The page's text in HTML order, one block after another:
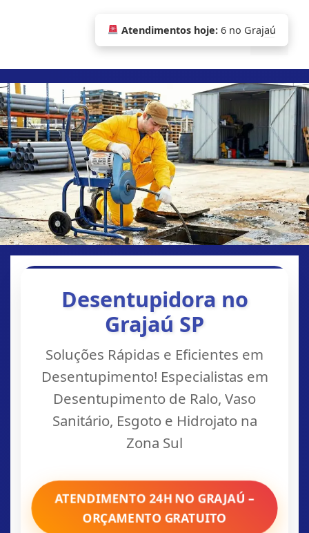
Menu
Desentupidora no
Grajaú SP
Soluções Rápidas e Eficientes em
Desentupimento! Especialistas em
Desentupimento de Ralo, Vaso
Sanitário, Esgoto e Hidrojato na
Zona Sul
ATENDIMENTO 24H NO GRAJAÚ –
ORÇAMENTO GRATUITO
Atendimentos hoje: 6 no Grajaú